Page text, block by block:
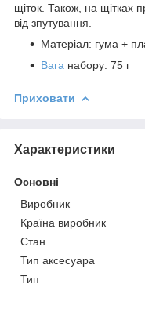
щіток. Також, на щітках
від зпутування.
Матеріал: гума +
Вага набору: 75 г
Приховати
Характеристики
Основні
Виробник
Країна виробник
Стан
Тип аксесуара
Тип